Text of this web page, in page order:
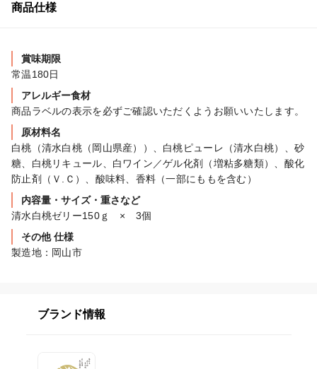
商品仕様
賞味期限
常温180日
アレルギー食材
商品ラベルの表示を必ずご確認いただくようお願いいたします。
原材料名
白桃（清水白桃（岡山県産））、白桃ピューレ（清水白桃）、砂
糖、白桃リキュール、白ワイン／ゲル化剤（増粘多糖類）、酸化
防止剤（Ｖ.Ｃ）、酸味料、香料（一部にももを含む）
内容量・サイズ・重さなど
清水白桃ゼリー150ｇ　×　3個
その他 仕様
製造地：岡山市
ブランド情報